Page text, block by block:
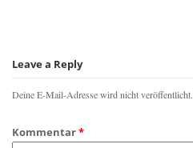
Leave a Reply
Deine E-Mail-Adresse wird nicht veröffentlicht.
Kommentar*